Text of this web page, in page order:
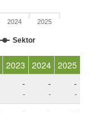
Sektor
2024 2025
2023 2024 2025
-
-
-
-
-
-